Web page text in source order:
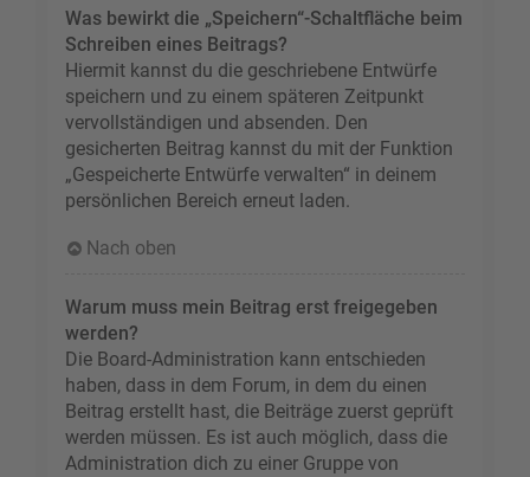
Was bewirkt die „Speichern“-Schaltfläche beim
Schreiben eines Beitrags?
Hiermit kannst du die geschriebene Entwürfe
speichern und zu einem späteren Zeitpunkt
vervollständigen und absenden. Den
gesicherten Beitrag kannst du mit der Funktion
„Gespeicherte Entwürfe verwalten“ in deinem
persönlichen Bereich erneut laden.
Nach oben
Warum muss mein Beitrag erst freigegeben
werden?
Die Board-Administration kann entschieden
haben, dass in dem Forum, in dem du einen
Beitrag erstellt hast, die Beiträge zuerst geprüft
werden müssen. Es ist auch möglich, dass die
Administration dich zu einer Gruppe von